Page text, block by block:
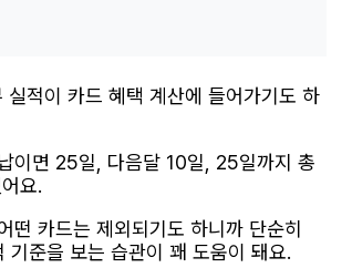
적이 카드 혜택 계산에 들어가기도 하
이면 25일, 다음달 10일, 25일까지 총
요.
카드는 제외되기도 하니까 단순히
기준을 보는 습관이 꽤 도움이 돼요.